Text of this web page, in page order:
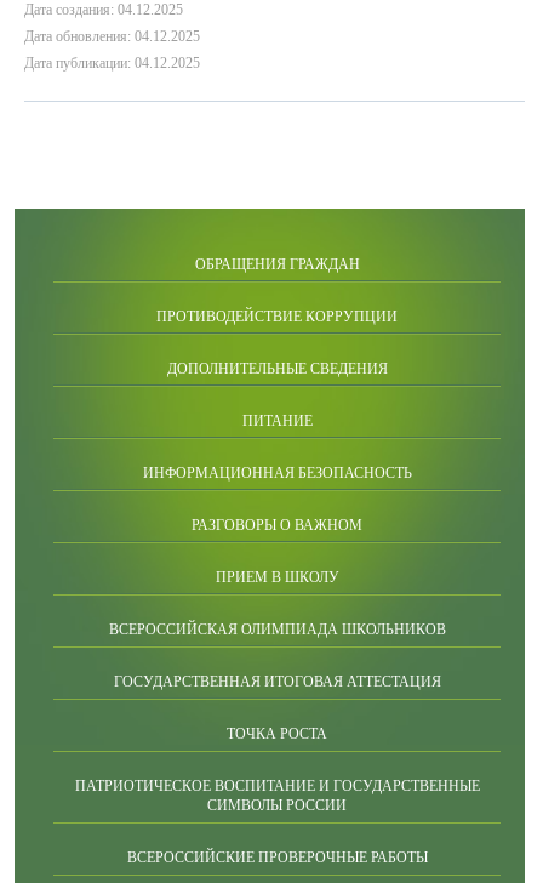
Дата создания: 04.12.2025
Дата обновления: 04.12.2025
Дата публикации: 04.12.2025
ОБРАЩЕНИЯ ГРАЖДАН
ПРОТИВОДЕЙСТВИЕ КОРРУПЦИИ
ДОПОЛНИТЕЛЬНЫЕ СВЕДЕНИЯ
ПИТАНИЕ
ИНФОРМАЦИОННАЯ БЕЗОПАСНОСТЬ
РАЗГОВОРЫ О ВАЖНОМ
ПРИЕМ В ШКОЛУ
ВСЕРОССИЙСКАЯ ОЛИМПИАДА ШКОЛЬНИКОВ
ГОСУДАРСТВЕННАЯ ИТОГОВАЯ АТТЕСТАЦИЯ
ТОЧКА РОСТА
ПАТРИОТИЧЕСКОЕ ВОСПИТАНИЕ И ГОСУДАРСТВЕННЫЕ
СИМВОЛЫ РОССИИ
ВСЕРОССИЙСКИЕ ПРОВЕРОЧНЫЕ РАБОТЫ